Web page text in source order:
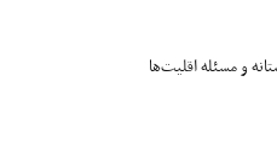
و مسئله اقلیت‌ها